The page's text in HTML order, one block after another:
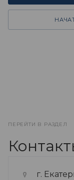
ПЕРЕЙТИ В РАЗДЕЛ
г.